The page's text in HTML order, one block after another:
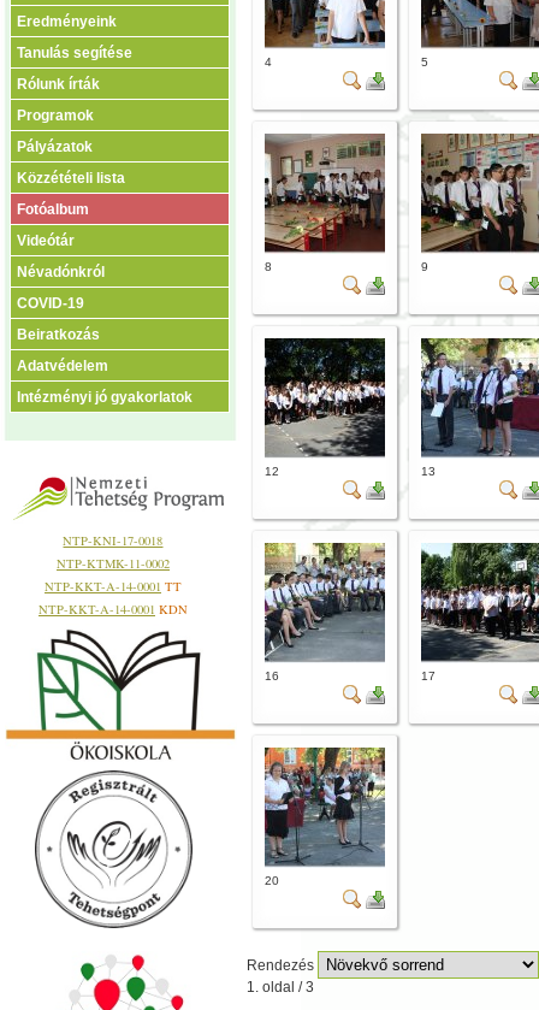
Eredményeink
Tanulás segítése
Rólunk írták
Programok
Pályázatok
Közzétételi lista
Fotóalbum
Videótár
Névadónkról
COVID-19
Beiratkozás
Adatvédelem
Intézményi jó gyakorlatok
NTP-KNI-17-0018
NTP-KTMK-11-0002
NTP-KKT-A-14-0001 TT
NTP-KKT-A-14-0001 KDN
4 5
8 9
12 13
16 17
20
Rendezés
1. oldal / 3